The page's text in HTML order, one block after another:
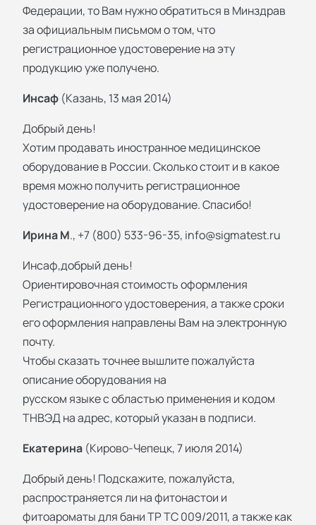
Федерации, то Вам нужно обратиться в Минздрав
за официальным письмом о том, что
регистрационное удостоверение на эту
продукцию уже получено.
Инсаф (Казань, 13 мая 2014)
Добрый день!
Хотим продавать иностранное медицинское
оборудование в России. Сколько стоит и в какое
время можно получить регистрационное
удостоверение на оборудование. Спасибо!
Ирина М., +7 (800) 533-96-35, info@sigmatest.ru
Инсаф,добрый день!
Ориентировочная стоимость оформления
Регистрационного удостоверения, а также сроки
его оформления направлены Вам на электронную
почту.
Чтобы сказать точнее вышлите пожалуйста
описание оборудования на
русском языке с областью применения и кодом
ТНВЭД на адрес, который указан в подписи.
Екатерина (Кирово-Чепецк, 7 июля 2014)
Добрый день! Подскажите, пожалуйста,
распространяется ли на фитонастои и
фитоароматы для бани ТР ТС 009/2011, а также как